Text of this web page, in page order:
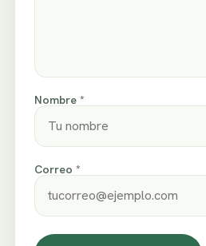
Nombre *
Correo *